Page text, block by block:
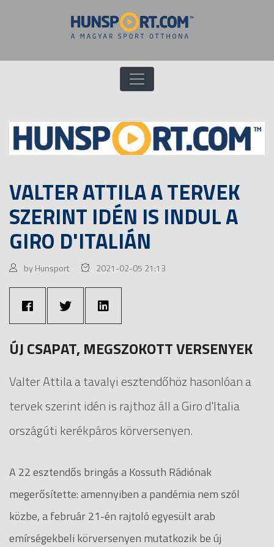
VALTER ATTILA A TERVEK
SZERINT IDÉN IS INDUL A
GIRO D'ITALIÁN
by Hunsport 2021-02-05 21:13
ÚJ CSAPAT, MEGSZOKOTT VERSENYEK
Valter Attila a tavalyi esztendőhöz hasonlóan a
tervek szerint idén is rajthoz áll a Giro d'Italia
országúti kerékpáros körversenyen.
A 22 esztendős bringás a Kossuth Rádiónak
megerősítette: amennyiben a pandémia nem szól
közbe, a február 21-én rajtoló egyesült arab
emírségekbeli körversenyen mutatkozik be új